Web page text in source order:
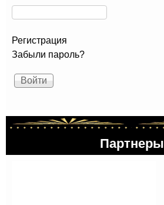
Регистрация
Забыли пароль?
Партнеры